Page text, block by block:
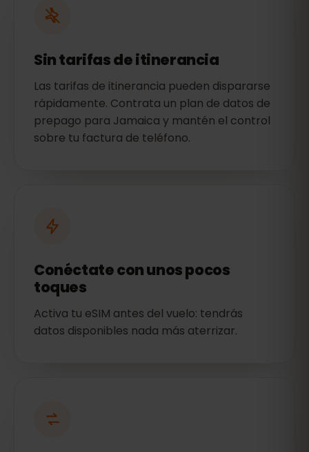
Sin tarifas de itinerancia
Las tarifas de itinerancia pueden dispararse
rápidamente. Contrata un plan de datos de
prepago para Jamaica y mantén el control
sobre tu factura de teléfono.
Conéctate con unos pocos
toques
Activa tu eSIM antes del vuelo: tendrás
datos disponibles nada más aterrizar.